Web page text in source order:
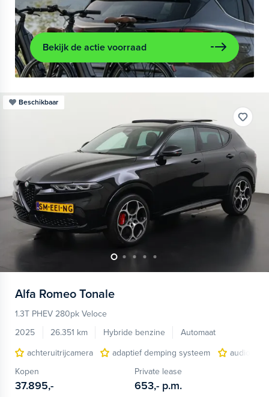
Bekijk de actie voorraad
Beschikbaar
Alfa Romeo Tonale
1.3T PHEV 280pk Veloce
2025
26.351 km Hybride benzine
Automaat
achteruitrijcamera
adaptief demping systeem
audio
Kopen
37.895,-
Private lease
653,- p.m.